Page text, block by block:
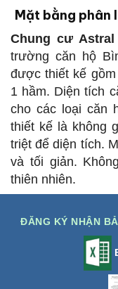
Mặt bằng phân
Chung cư
trường căn hộ
được thiết kế
1 hầm. Diện tích
cho các loại căn
thiết kế là không
triệt để diện tích.
và tối giản.
thiên nhiên.
ĐĂNG KÝ NHẬN